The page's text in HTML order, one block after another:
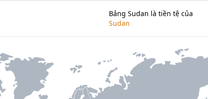
Bảng Sudan là tiền tệ của
Sudan